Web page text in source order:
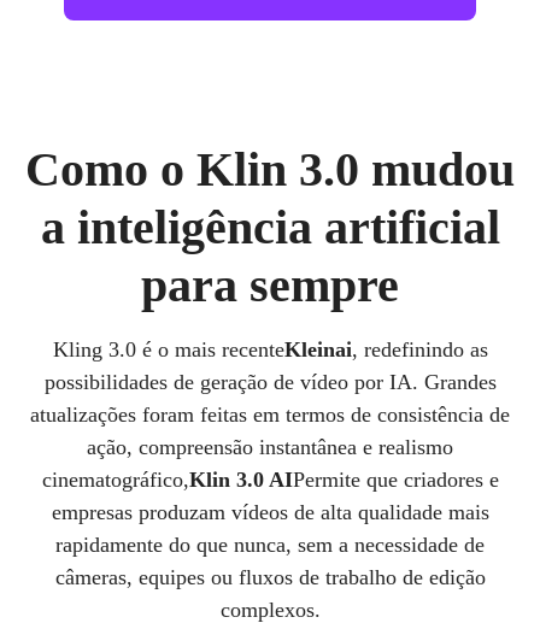
Como o Klin 3.0 mudou
a inteligência artificial
para sempre
Kling 3.0 é o mais recenteKleinai, redefinindo as
possibilidades de geração de vídeo por IA. Grandes
atualizações foram feitas em termos de consistência de
ação, compreensão instantânea e realismo
cinematográfico,Klin 3.0 AIPermite que criadores e
empresas produzam vídeos de alta qualidade mais
rapidamente do que nunca, sem a necessidade de
câmeras, equipes ou fluxos de trabalho de edição
complexos.